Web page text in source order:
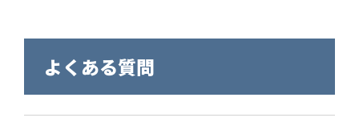
よくある質問